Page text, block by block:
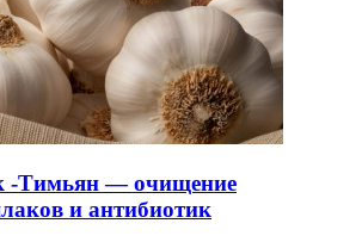
-Тимьян — очищение
и антибиотик